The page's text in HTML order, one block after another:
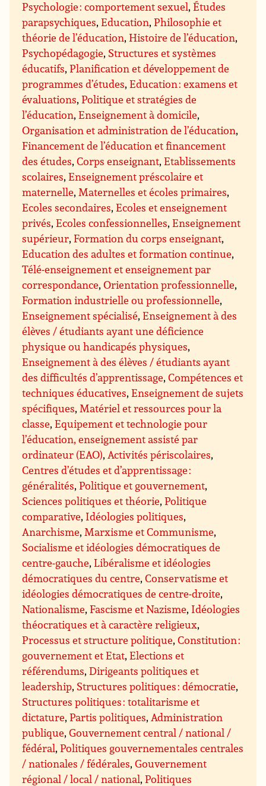
Psychologie : comportement sexuel,Études
parapsychiques,Education,Philosophie et
théorie de l’éducation,Histoire de l’éducation,
Psychopédagogie, Structures et systèmes
éducatifs,Planification et développement de
programmes d’études,Education : examens et
évaluations,Politique et stratégies de
l’éducation,Enseignement à domicile,
Organisation et administration de l’éducation,
Financement de l’éducation et financement
des études,Corps enseignant,Etablissements
scolaires,Enseignement préscolaire et
maternelle,Maternelles et écoles primaires,
Ecoles secondaires,Ecoles et enseignement
privés,Ecoles confessionnelles,Enseignement
supérieur,Formation du corps enseignant,
Education des adultes et formation continue,
Télé-enseignement et enseignement par
correspondance,Orientation professionnelle,
Formation industrielle ou professionnelle,
Enseignement spécialisé,Enseignement à des
élèves / étudiants ayant une déficience
physique ou handicapés physiques,
Enseignement à des élèves / étudiants ayant
des difficultés d’apprentissage,Compétences et
techniques éducatives,Enseignement de sujets
spécifiques,Matériel et ressources pour la
classe,Equipement et technologie pour
l’éducation, enseignement assisté par
ordinateur (EAO),Activités périscolaires,
Centres d’études et d’apprentissage :
généralités,Politique et gouvernement,
Sciences politiques et théorie,Politique
comparative, Idéologies politiques,
Anarchisme,Marxisme et Communisme,
Socialisme et idéologies démocratiques de
centre-gauche,Libéralisme et idéologies
démocratiques du centre,Conservatisme et
idéologies démocratiques de centre-droite,
Nationalisme,Fascisme et Nazisme, Idéologies
théocratiques et à caractère religieux,
Processus et structure politique,Constitution :
gouvernement et Etat,Elections et
référendums,Dirigeants politiques et
leadership, Structures politiques : démocratie,
Structures politiques : totalitarisme et
dictature,Partis politiques,Administration
publique,Gouvernement central / national /
fédéral,Politiques gouvernementales centrales
/ nationales / fédérales,Gouvernement
régional / local / national,Politiques